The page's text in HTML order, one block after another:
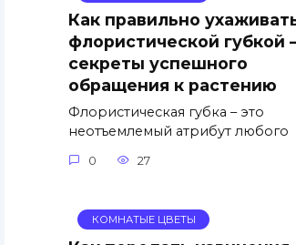
Как правильно
флористической губкой
секреты успешного
обращения к растению
Флористическая губка – это
неотъемлемый атрибут любого
0 27
КОМНАТЫЕ ЦВЕТЫ